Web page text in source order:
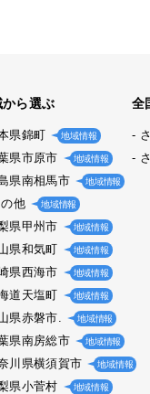
から選ぶ
県錦町 地域情報
県市原市 地域情報
県南相馬市 地域情報
他 地域情報
県甲州市 地域情報
県和気町 地域情報
県西海市 地域情報
道天塩町 地域情報
県赤磐市. 地域情報
県南房総市 地域情報
川県横須賀市 地域情報
県小菅村 地域情報
全